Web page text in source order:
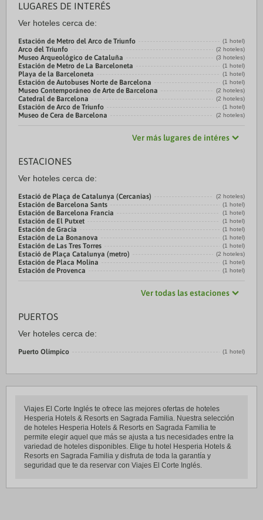
LUGARES DE INTERÉS
Ver hoteles cerca de:
Estación de Metro del Arco de Triunfo (1 hotel)
Arco del Triunfo (2 hoteles)
Museo Arqueológico de Cataluña (3 hoteles)
Estación de Metro de La Barceloneta (1 hotel)
Playa de la Barceloneta (1 hotel)
Estación de Autobuses Norte de Barcelona (1 hotel)
Museo Contemporáneo de Arte de Barcelona (2 hoteles)
Catedral de Barcelona (2 hoteles)
Estación de Arco de Triunfo (1 hotel)
Museo de Cera de Barcelona (2 hoteles)
Ver más lugares de intéres
ESTACIONES
Ver hoteles cerca de:
Estació de Plaça de Catalunya (Cercanias) (2 hoteles)
Estación de Barcelona Sants (1 hotel)
Estación de Barcelona Francia (1 hotel)
Estación de El Putxet (1 hotel)
Estación de Gracia (1 hotel)
Estación de La Bonanova (1 hotel)
Estación de Las Tres Torres (1 hotel)
Estació de Plaça Catalunya (metro) (2 hoteles)
Estación de Placa Molina (1 hotel)
Estación de Provenca (1 hotel)
Ver todas las estaciones
PUERTOS
Ver hoteles cerca de:
Puerto Olímpico (1 hotel)
Viajes El Corte Inglés te ofrece las mejores ofertas de hoteles
Hesperia Hotels & Resorts en Sagrada Familia. Nuestra selección
de hoteles Hesperia Hotels & Resorts en Sagrada Familia te
permite elegir aquel que más se ajusta a tus necesidades entre la
variedad de hoteles disponibles. Elige tu hotel Hesperia Hotels &
Resorts en Sagrada Familia y disfruta de toda la garantía y
seguridad que te da reservar con Viajes El Corte Inglés.